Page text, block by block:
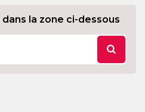
la zone ci-dessous